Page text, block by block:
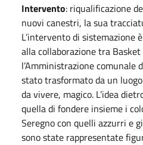
Intervento: riqualificazione
nuovi canestri, la sua
L’intervento di sistemazione
alla collaborazione tra Basket
l’Amministrazione comunale
stato trasformato da un
da vivere, magico. L’idea
quella di fondere insieme i
Seregno con quelli azzurri e
sono state rappresentate